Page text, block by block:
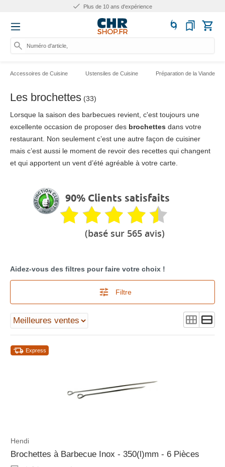
Plus de 10 ans d'expérience
Numéro d'article, catégor
Accessoires de Cuisine Ustensiles de Cuisine Préparation de la Viande
Les brochettes (33)
Lorsque la saison des barbecues revient, c'est toujours une
excellente occasion de proposer des brochettes dans votre
restaurant. Non seulement c’est une autre façon de cuisiner
mais c’est aussi le moment de revoir des recettes qui changent
et qui apportent un vent d’été agréable à votre carte.
90% Clients satisfaits
(basé sur 565 avis)
Aidez-vous des filtres pour faire votre choix !
Filtre
Express
Hendi
Brochettes à Barbecue Inox - 350(l)mm - 6 Pièces